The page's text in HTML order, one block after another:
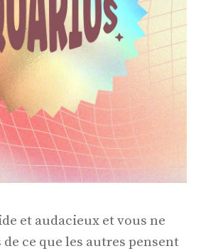
et audacieux et vous ne
ce que les autres pensent